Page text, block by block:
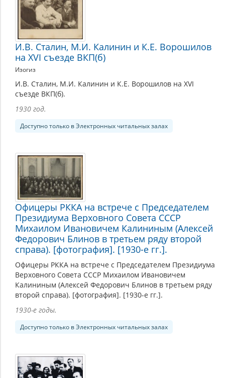
И.В. Сталин, М.И. Калинин и К.Е. Ворошилов
на XVI съезде ВКП(б)
Изогиз
И.В. Сталин, М.И. Калинин и К.Е. Ворошилов на XVI
съезде ВКП(б).
1930 год.
Доступно только в Электронных читальных залах
Офицеры РККА на встрече с Председателем
Президиума Верховного Совета СССР
Михаилом Ивановичем Калининым (Алексей
Федорович Блинов в третьем ряду второй
справа). [фотография]. [1930-е гг.].
Офицеры РККА на встрече с Председателем Президиума
Верховного Совета СССР Михаилом Ивановичем
Калининым (Алексей Федорович Блинов в третьем ряду
второй справа). [фотография]. [1930-е гг.].
1930-е годы.
Доступно только в Электронных читальных залах